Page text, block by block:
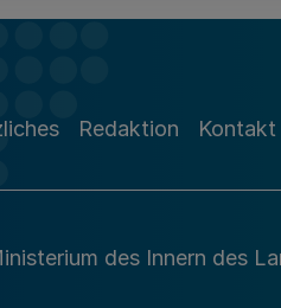
Redaktion Kontakt
des Innern des